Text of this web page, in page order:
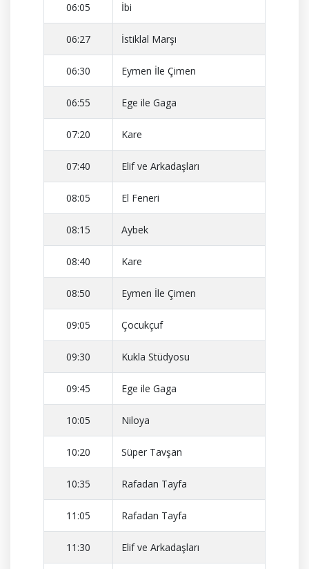
06:05 İbi
06:27 İstiklal Marşı
06:30 Eymen İle Çimen
06:55 Ege ile Gaga
07:20 Kare
07:40 Elif ve Arkadaşları
08:05 El Feneri
08:15 Aybek
08:40 Kare
08:50 Eymen İle Çimen
09:05 Çocukçuf
09:30 Kukla Stüdyosu
09:45 Ege ile Gaga
10:05 Niloya
10:20 Süper Tavşan
10:35 Rafadan Tayfa
11:05 Rafadan Tayfa
11:30 Elif ve Arkadaşları